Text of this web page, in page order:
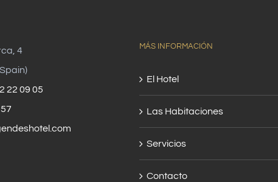
4
22 09 05
MÁS INFORMACIÓN
El Hotel
Las Habitaciones
Servicios
Contacto